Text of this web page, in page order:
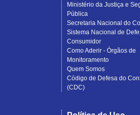
Ministério da Justiça e
Pública
Secretaria Nacional do
Sistema Nacional de
Consumidor
Como Aderir - Órgãos de
Monitoramento
Quem Somos
Código de Defesa do
(CDC)